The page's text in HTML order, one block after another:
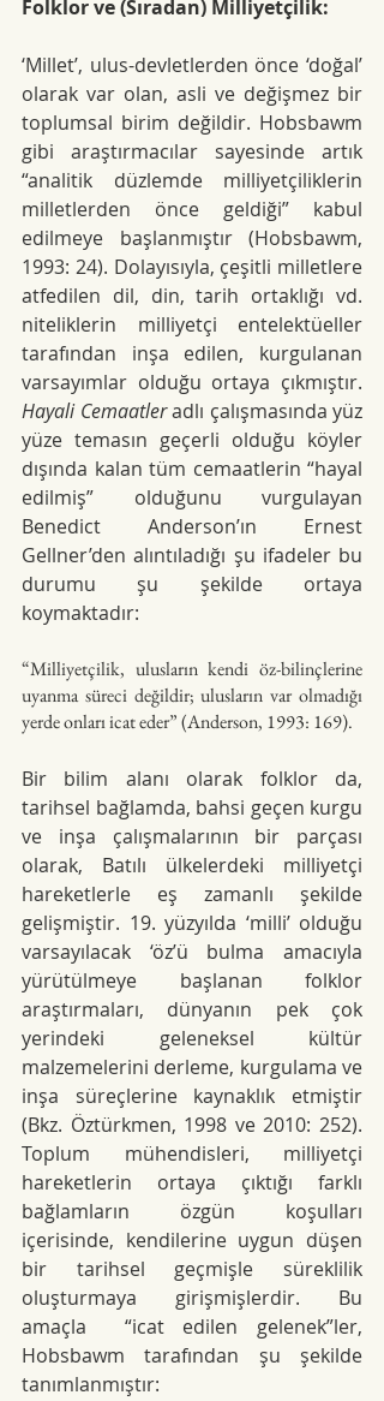
Folklor ve (Sıradan) Milliyetçilik:
‘Millet’, ulus-devletlerden önce ‘doğal’
olarak var olan, asli ve değişmez bir
toplumsal birim değildir. Hobsbawm
gibi araştırmacılar sayesinde artık
“analitik düzlemde milliyetçiliklerin
milletlerden önce geldiği” kabul
edilmeye başlanmıştır (Hobsbawm,
1993: 24). Dolayısıyla, çeşitli milletlere
atfedilen dil, din, tarih ortaklığı vd.
niteliklerin milliyetçi entelektüeller
tarafından inşa edilen, kurgulanan
Hayali Cemaatler adlı çalışmasında yüz
yüze temasın geçerli olduğu köyler
dışında kalan tüm cemaatlerin “hayal
edilmiş” olduğunu vurgulayan
Benedict Anderson’ın Ernest
Gellner’den alıntıladığı şu ifadeler bu
durumu şu şekilde ortaya
koymaktadır:
“Milliyetçilik, ulusların kendi öz-bilinçlerine
uyanma süreci değildir; ulusların var olmadığı
yerde onları icat eder” (Anderson, 1993: 169).
Bir bilim alanı olarak folklor da,
tarihsel bağlamda, bahsi geçen kurgu
ve inşa çalışmalarının bir parçası
olarak, Batılı ülkelerdeki milliyetçi
hareketlerle eş zamanlı şekilde
gelişmiştir. 19. yüzyılda ‘milli’ olduğu
varsayılacak ‘öz’ü bulma amacıyla
yürütülmeye başlanan folklor
araştırmaları, dünyanın pek çok
yerindeki geleneksel kültür
malzemelerini derleme, kurgulama ve
inşa süreçlerine kaynaklık etmiştir
(Bkz. Öztürkmen, 1998 ve 2010: 252).
Toplum mühendisleri, milliyetçi
hareketlerin ortaya çıktığı farklı
bağlamların özgün koşulları
içerisinde, kendilerine uygun düşen
bir tarihsel geçmişle süreklilik
oluşturmaya girişmişlerdir. Bu
amaçla  “icat edilen gelenek”ler,
Hobsbawm tarafından şu şekilde
tanımlanmıştır: